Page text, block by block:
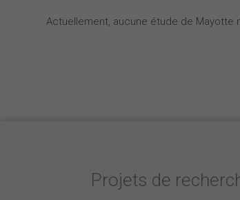
Actuellement, aucune étude de Mayotte
Projets de